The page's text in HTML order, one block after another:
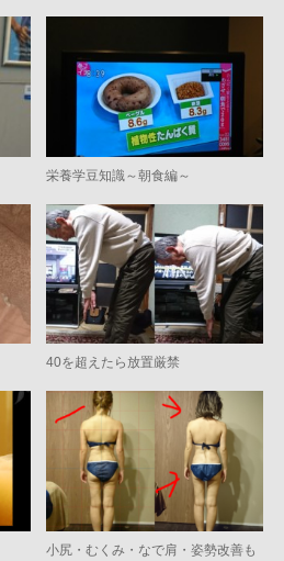
栄養学豆知識～朝食編～
40を超えたら放置厳禁
小尻・むくみ・なで肩・姿勢改善も